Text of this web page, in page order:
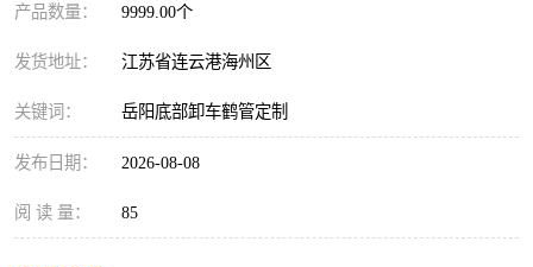
产品数量： 9999.00个
发货地址： 江苏省连云港海州区
关键词： 岳阳底部卸车鹤管定制
发布日期： 2026-08-08
阅 读 量： 85